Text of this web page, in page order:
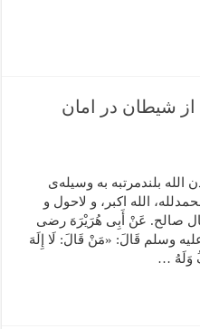
شیطان در امان
بلندمرتبه به وسیله‌ی
الله اکبر، و لاحول و
صالح. عَنْ أَبِی هُرَیْرَهَ رضی
وسلم قَالَ: «مَنْ قَالَ: لَا إِلَهَ
وَلَهُ …